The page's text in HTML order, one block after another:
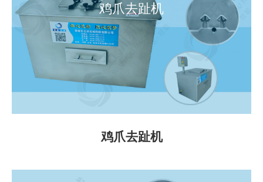
鸡爪去趾机
鸡爪去趾机